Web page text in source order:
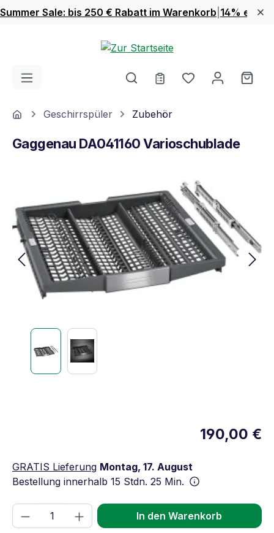
Zum Hauptinhalt springen
Summer Sale: bis 250 € Rabatt im Warenkorb 14% extra
Du hast 0
HomeGeschirrspüler Zubehör
Gaggenau DA041160 Varioschublade
190,00 €
GRATIS Lieferung Montag, 17. August
Bestellung innerhalb 15 Stdn. 25 Min.
Produkt Anzahl: Gib den gewünschten
In den Warenkorb